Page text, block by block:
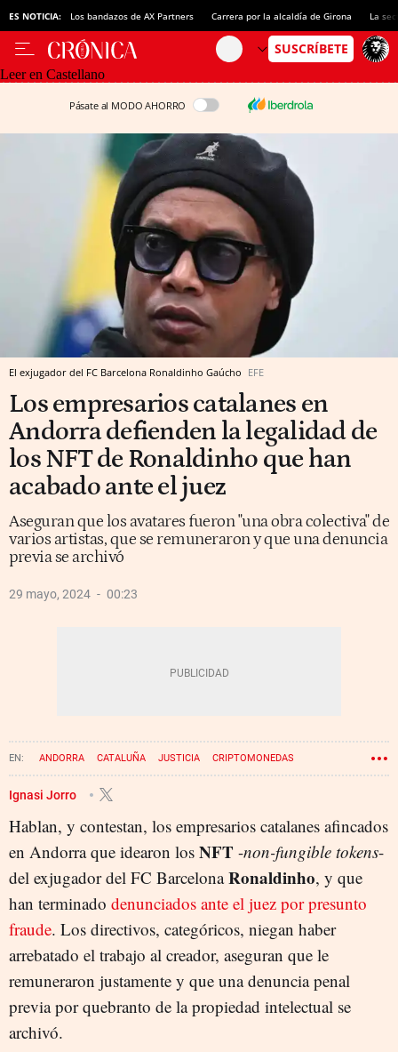
ES NOTICIA: Los bandazos de AX Partners Carrera por la alcaldía de Girona La
Leer en Castellano
Pásate al MODO AHORRO
El exjugador del FC Barcelona Ronaldinho Gaúcho EFE
Los empresarios catalanes en
Andorra defienden la legalidad de
los NFT de Ronaldinho que han
acabado ante el juez
Aseguran que los avatares fueron "una obra colectiva" de
varios artistas, que se remuneraron y que una denuncia
previa se archivó
29 mayo, 2024 00:23
ANDORRA CATALUÑA JUSTICIA CRIPTOMONEDAS
RONALDINHO
Ignasi Jorro
Hablan, y contestan, los empresarios catalanes afincados
en Andorra que idearon los NFT -non-fungible tokens-
del exjugador del FC BarcelonaRonaldinho, y que
han terminado denunciados ante el juez por presunto
fraude. Los directivos, categóricos, niegan haber
arrebatado el trabajo al creador, aseguran que le
remuneraron justamente y que una denuncia penal
previa por quebranto de la propiedad intelectual se
archivó.